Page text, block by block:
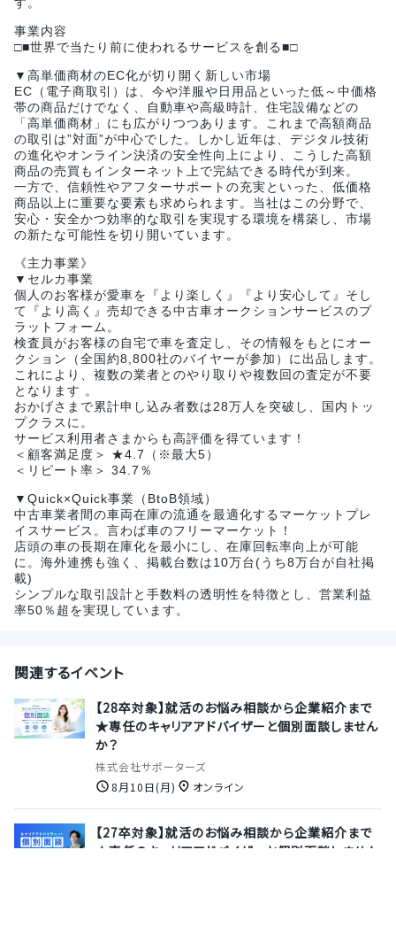
事業内容
□■世界で当たり前に使われるサービスを創る■□
▼高単価商材のEC化が切り開く新しい市場
EC（電子商取引）は、今や洋服や日用品といった低～中価格
帯の商品だけでなく、自動車や高級時計、住宅設備などの
「高単価商材」にも広がりつつあります。これまで高額商品
の取引は”対面”が中心でした。しかし近年は、デジタル技術
の進化やオンライン決済の安全性向上により、こうした高額
商品の売買もインターネット上で完結できる時代が到来。
一方で、信頼性やアフターサポートの充実といった、低価格
商品以上に重要な要素も求められます。当社はこの分野で、
安心・安全かつ効率的な取引を実現する環境を構築し、市場
の新たな可能性を切り開いています。
《主力事業》
▼セルカ事業
個人のお客様が愛車を『より楽しく』『より安心して』そし
て『より高く』売却できる中古車オークションサービスのプ
ラットフォーム。
検査員がお客様の自宅で車を査定し、その情報をもとにオー
クション（全国約8,800社のバイヤーが参加）に出品します。
これにより、複数の業者とのやり取りや複数回の査定が不要
となります 。
おかげさまで累計申し込み者数は28万人を突破し、国内トッ
プクラスに。
サービス利用者さまからも高評価を得ています！
＜顧客満足度＞ ★4.7（※最大5）
＜リピート率＞ 34.7％
▼Quick×Quick事業（BtoB領域）
中古車業者間の車両在庫の流通を最適化するマーケットプレ
イスサービス。言わば車のフリーマーケット！
店頭の車の長期在庫化を最小にし、在庫回転率向上が可能
に。海外連携も強く、掲載台数は10万台(うち8万台が自社掲
載)
シンプルな取引設計と手数料の透明性を特徴とし、営業利益
率50％超を実現しています。
関連するイベント
【28卒対象】就活のお悩み相談から企業紹介まで
★専任のキャリアアドバイザーと個別面談しません
か？
株式会社サポーターズ
8月10日(月)
オンライン
【27卒対象】就活のお悩み相談から企業紹介まで
★専任のキャリアアドバイザーと個別面談しません